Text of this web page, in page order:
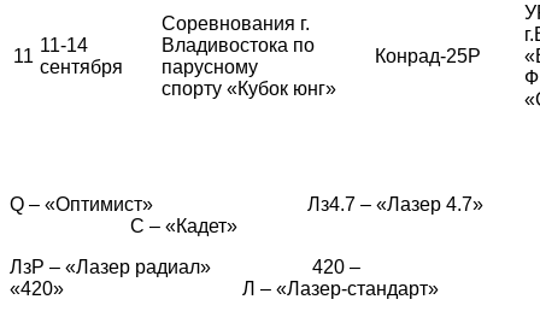
11
11-14
сентября
Соревнования г.
Владивостока по
парусному
спорту «Кубок юнг»
Конрад-25Р
Q – «Оптимист» Лз4.7 – «Лазер 4.7»
С – «Кадет»
ЛзР – «Лазер радиал» 420 –
«420» Л – «Лазер-стандарт»